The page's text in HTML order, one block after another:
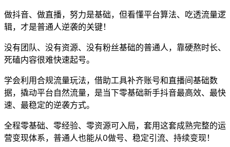
做抖音、做直播，努力是基础，但看懂平台算法、吃透流量逻
辑，才是普通人逆袭的关键！
没有团队、没有资源、没有粉丝基础的普通人，靠硬熬时长、
死磕内容很难快速起号。
学会利用合规流量玩法，借助工具补齐账号和直播间基础数
据，撬动平台自然流量，是当下零基础新手抖音最高效、最快
速、最稳定的逆袭方式。
全程零基础、零经验、零资源可入局，套用这套成熟完整的运
营变现体系，普通人也能从0做号、稳定引流、持续变现！